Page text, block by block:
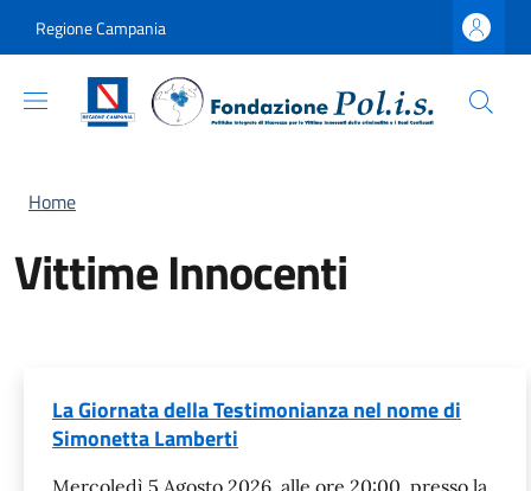
Regione Campania
Briciole di pane
Home
Vittime Innocenti
La Giornata della Testimonianza nel nome di
Simonetta Lamberti
Mercoledì 5 Agosto 2026, alle ore 20:00, presso la